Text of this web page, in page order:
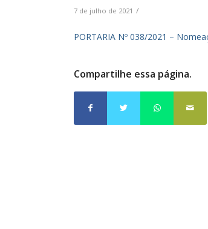
7 de julho de 2021 /
PORTARIA Nº 038/2021 –
Compartilhe essa página.